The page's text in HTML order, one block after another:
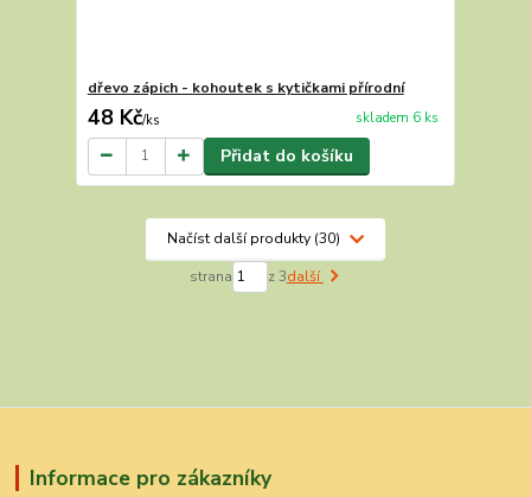
dřevo zápich - kohoutek s kytičkami přírodní
48 Kč/ks skladem 6 ks
Přidat do košíku
Načíst další produkty (30)
strana z 3další
Informace pro zákazníky